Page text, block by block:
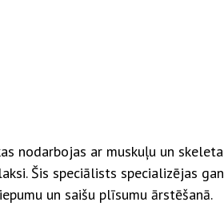
nodarbojas ar muskuļu un
Šis speciālists specializējas
un saišu plīsumu ārstēšanā.